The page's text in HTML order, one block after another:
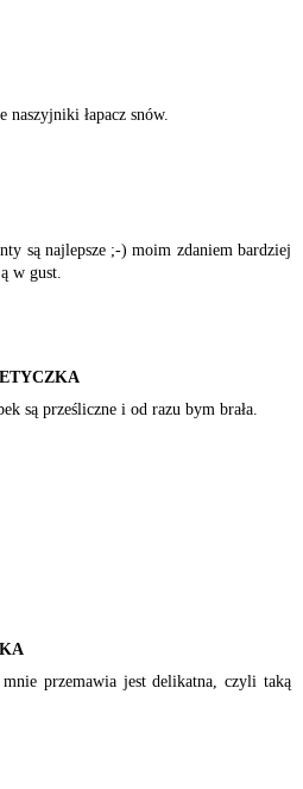
naszyjniki łapacz snów.
są najlepsze ;-) moim zdaniem bardziej
w gust.
są prześliczne i od razu bym brała.
przemawia jest delikatna, czyli taką